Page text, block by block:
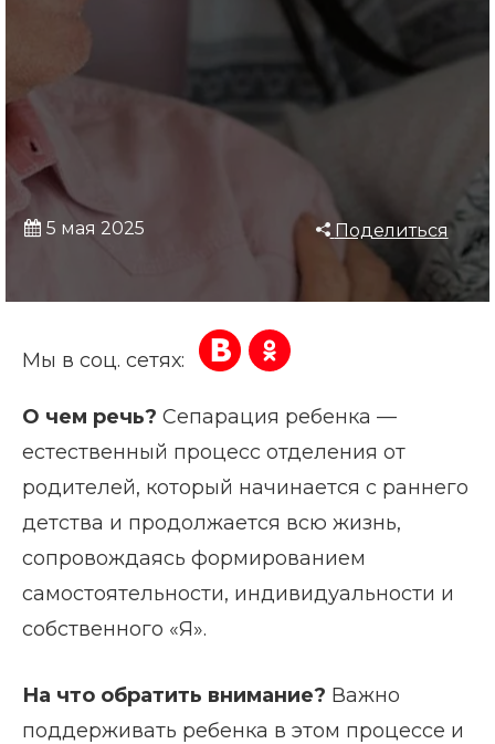
5 мая 2025 Поделиться
Мы в соц. сетях:
О чем речь? Сепарация ребенка —
естественный процесс отделения от
родителей, который начинается с раннего
детства и продолжается всю жизнь,
сопровождаясь формированием
самостоятельности, индивидуальности и
собственного «Я».
На что обратить внимание? Важно
поддерживать ребенка в этом процессе и